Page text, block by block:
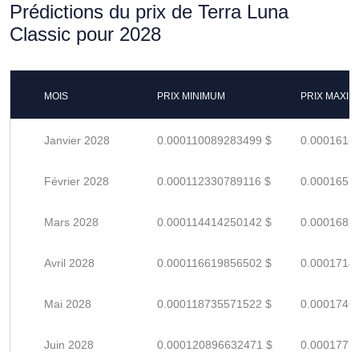
Prédictions du prix de Terra Luna
Classic pour 2028
MOIS PRIX MINIMUM PRIX
Janvier 2028 0.000110089283499 $
Février 2028 0.000112330789116 $
Mars 2028 0.000114414250142 $
Avril 2028 0.000116619856502 $
Mai 2028 0.000118735571522 $
Juin 2028 0.000120896632471 $